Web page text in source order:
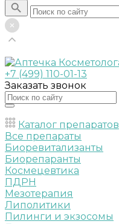
+7 (499) 110-01-13
Заказать звонок
Каталог препаратов
Все препараты
Биоревитализанты
Биорепаранты
Космецевтика
ПДРН
Мезотерапия
Липолитики
Пилинги и экзосомы